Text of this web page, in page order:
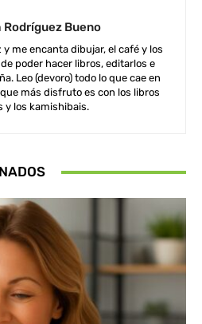
Rodríguez Bueno
me encanta dibujar, el café y los
poder hacer libros, editarlos e
Leo (devoro) todo lo que cae en
más disfruto es con los libros
y los kamishibais.